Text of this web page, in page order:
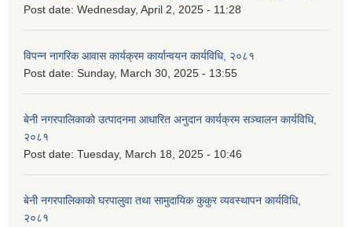
Post date: Wednesday, April 2, 2025 - 11:28
विपन्न नागरिक आवास कार्यक्रम कार्यान्वयन कार्यविधि, २०८१
Post date: Sunday, March 30, 2025 - 13:55
बेनी नगरपालिकाको उत्पादनमा आधारित अनुदान कार्यक्रम सञ्‍चालन कार्यविधि,
२०८१
Post date: Tuesday, March 18, 2025 - 10:46
बेनी नगरपालिकाको घरपालुवा तथा सामुदायिक कुकुर व्यवस्थापन कार्यविधि,
२०८१